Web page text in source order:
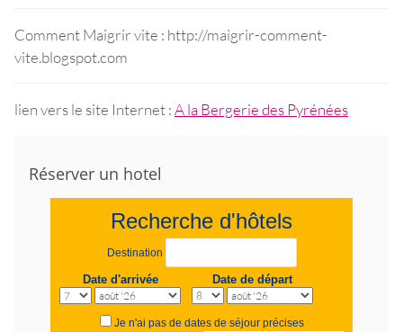
Comment Maigrir vite : http://maigrir-comment-
vite.blogspot.com
lien vers le site Internet :A la Bergerie des Pyrénées
Réserver un hotel
Recherche d'hôtels
Destination
Date d'arrivée Date de départ
Je n'ai pas de dates de séjour précises